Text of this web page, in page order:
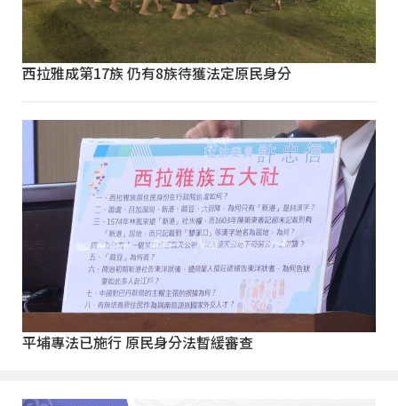
西拉雅成第17族 仍有8族待獲法定原民身分
平埔專法已施行 原民身分法暫緩審查